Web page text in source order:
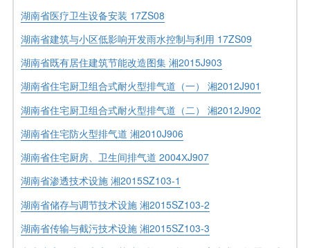
湖南省医疗卫生设备安装 17ZS08
湖南省建筑与小区低影响开发雨水控制与利用 17ZS09
湖南省既有居住建筑节能改造图集 湘2015J903
湖南省住宅厨卫组合式耐火型排气道（一） 湘2012J901
湖南省住宅厨卫组合式耐火型排气道（二） 湘2012J902
湖南省住宅防火型排气道 湘2010J906
湖南省住宅厨房、卫生间排气道 2004ХJ907
湖南省渗透技术设施 湘2015SZ103-1
湖南省储存与调节技术设施 湘2015SZ103-2
湖南省传输与截污技术设施 湘2015SZ103-3